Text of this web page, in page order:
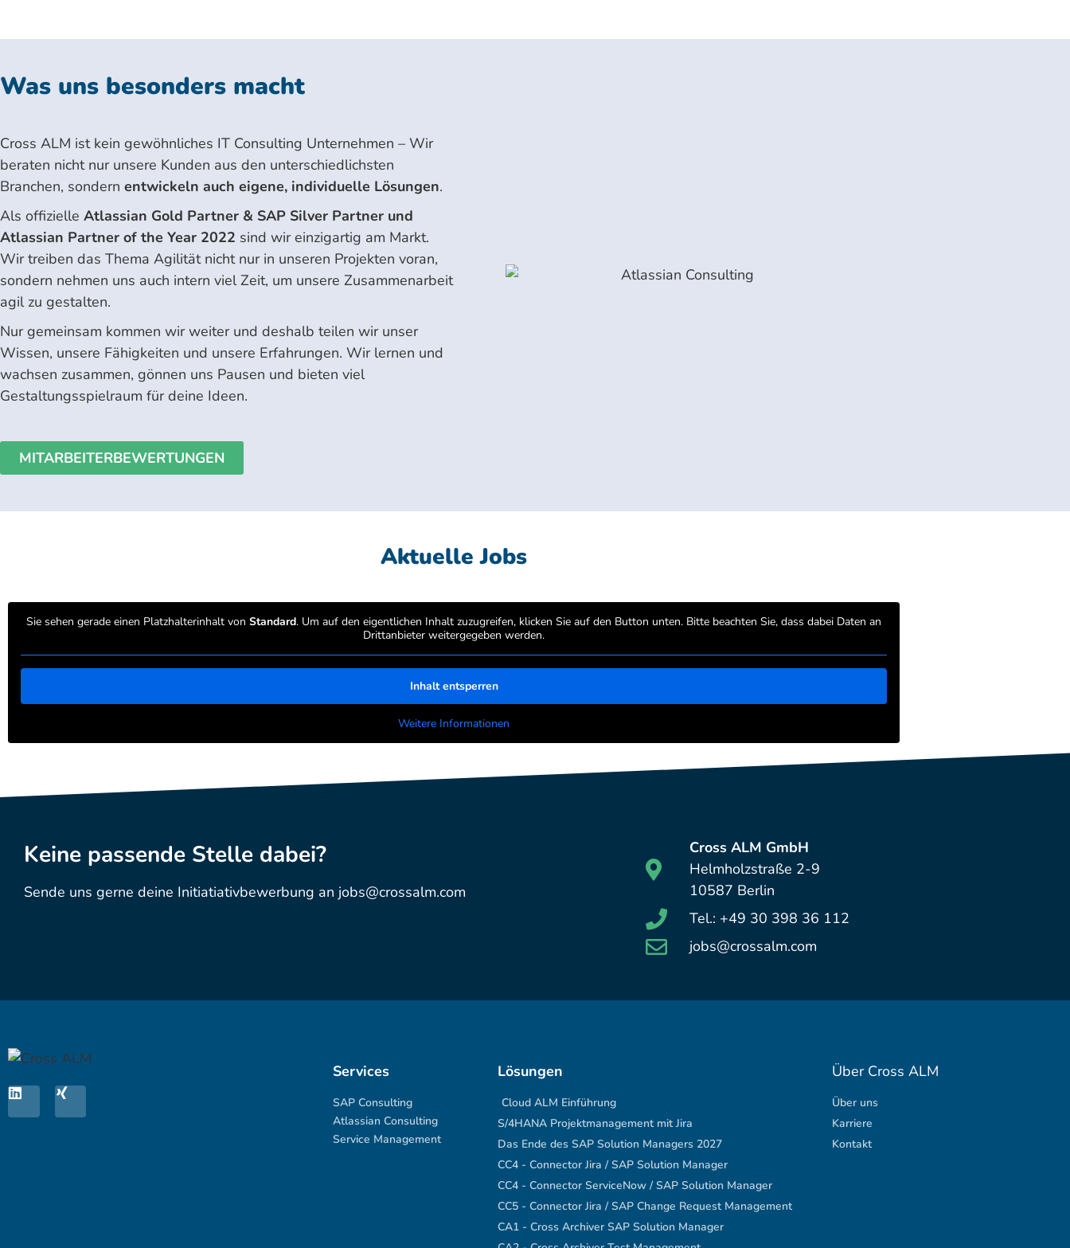
Was uns besonders macht
Cross ALM ist kein gewöhnliches IT Consulting Unternehmen – Wir
beraten nicht nur unsere Kunden aus den unterschiedlichsten
Branchen, sondern entwickeln auch eigene, individuelle Lösungen.
Als offizielle Atlassian Gold Partner & SAP Silver Partner und
Atlassian Partner of the Year 2022 sind wir einzigartig am Markt.
Wir treiben das Thema Agilität nicht nur in unseren Projekten voran,
sondern nehmen uns auch intern viel Zeit, um unsere Zusammenarbeit
agil zu gestalten.
Nur gemeinsam kommen wir weiter und deshalb teilen wir unser
Wissen, unsere Fähigkeiten und unsere Erfahrungen. Wir lernen und
wachsen zusammen, gönnen uns Pausen und bieten viel
Gestaltungsspielraum für deine Ideen.
MITARBEITERBEWERTUNGEN
Aktuelle Jobs
Sie sehen gerade einen Platzhalterinhalt von Standard. Um auf den eigentlichen Inhalt zuzugreifen, klicken Sie auf den Button unten. Bitte beachten Sie, dass dabei Daten an
Drittanbieter weitergegeben werden.
Inhalt entsperren
Weitere Informationen
Keine passende Stelle dabei?
Sende uns gerne deine Initiatiativbewerbung an jobs@crossalm.com
Cross ALM GmbH
Helmholzstraße 2-9
10587 Berlin
Tel.: +49 30 398 36 112
jobs@crossalm.com
Services
SAP Consulting
Atlassian Consulting
Service Management
Lösungen
Cloud ALM Einführung
S/4HANA Projektmanagement mit Jira
Das Ende des SAP Solution Managers 2027
CC4 - Connector Jira / SAP Solution Manager
CC4 - Connector ServiceNow / SAP Solution Manager
CC5 - Connector Jira / SAP Change Request Management
CA1 - Cross Archiver SAP Solution Manager
Über Cross ALM
Über uns
Karriere
Kontakt